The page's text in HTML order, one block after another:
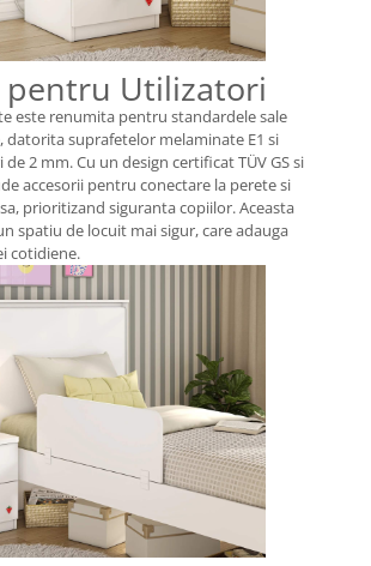
pentru Utilizatori
este renumita pentru standardele sale
datorita suprafetelor melaminate E1 si
2 mm. Cu un design certificat TÜV GS si
accesorii pentru conectare la perete si
prioritizand siguranta copiilor. Aceasta
spatiu de locuit mai sigur, care adauga
cotidiene.